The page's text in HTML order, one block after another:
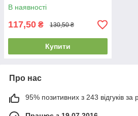
В наявності
117,50 ₴ 130,50 ₴
Купити
Про нас
95% позитивних з 243 відгуків за